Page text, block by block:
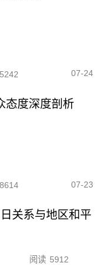
5242 07-24
态度深度剖析
8614 07-23
关系与地区和平
阅读 5912